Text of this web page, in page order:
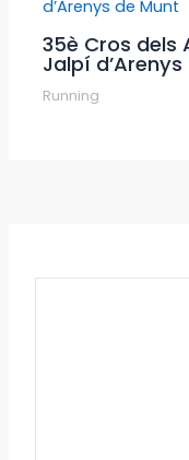
35è Cros dels
Jalpí
Running